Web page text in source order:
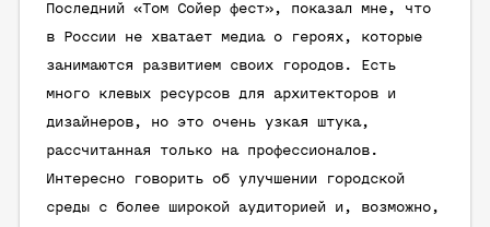
Последний «Том Сойер фест», показал мне, что
в России не хватает медиа о героях, которые
занимаются развитием своих городов. Есть
много клевых ресурсов для архитекторов и
дизайнеров, но это очень узкая штука,
рассчитанная только на профессионалов.
Интересно говорить об улучшении городской
среды с более широкой аудиторией и, возможно,